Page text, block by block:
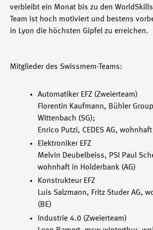
verbleibt ein Monat bis zu den
Team ist hoch motiviert und bestens
in Lyon die höchsten Gipfel zu erreichen.
Mitglieder des Swissmem-Teams:
Automatiker EFZ (Zweierteam)
Florentin Kaufmann, Bühler
Wittenbach (SG);
Enrico Putzi, CEDES AG,
Elektroniker EFZ
Melvin Deubelbeiss, PSI Paul
wohnhaft in Holderbank (AG)
Konstrukteur EFZ
Luis Salzmann, Fritz Studer AG,
(BE)
Industrie 4.0 (Zweierteam)